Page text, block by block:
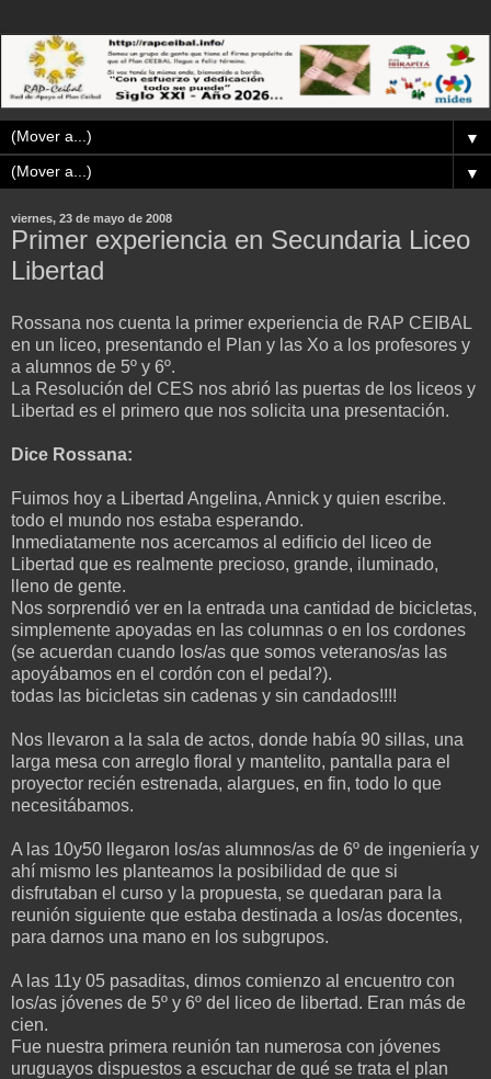
▼
▼
viernes, 23 de mayo de 2008
Primer experiencia en Secundaria Liceo
Libertad
Rossana nos cuenta la primer experiencia de RAP CEIBAL
en un liceo, presentando el Plan y las Xo a los profesores y
a alumnos de 5º y 6º.
La Resolución del CES nos abrió las puertas de los liceos y
Libertad es el primero que nos solicita una presentación.
Dice Rossana:
Fuimos hoy a Libertad Angelina, Annick y quien escribe.
todo el mundo nos estaba esperando.
Inmediatamente nos acercamos al edificio del liceo de
Libertad que es realmente precioso, grande, iluminado,
lleno de gente.
Nos sorprendió ver en la entrada una cantidad de bicicletas,
simplemente apoyadas en las columnas o en los cordones
(se acuerdan cuando los/as que somos veteranos/as las
apoyábamos en el cordón con el pedal?).
todas las bicicletas sin cadenas y sin candados!!!!
Nos llevaron a la sala de actos, donde había 90 sillas, una
larga mesa con arreglo floral y mantelito, pantalla para el
proyector recién estrenada, alargues, en fin, todo lo que
necesitábamos.
A las 10y50 llegaron los/as alumnos/as de 6º de ingeniería y
ahí mismo les planteamos la posibilidad de que si
disfrutaban el curso y la propuesta, se quedaran para la
reunión siguiente que estaba destinada a los/as docentes,
para darnos una mano en los subgrupos.
A las 11y 05 pasaditas, dimos comienzo al encuentro con
los/as jóvenes de 5º y 6º del liceo de libertad. Eran más de
cien.
Fue nuestra primera reunión tan numerosa con jóvenes
uruguayos dispuestos a escuchar de qué se trata el plan